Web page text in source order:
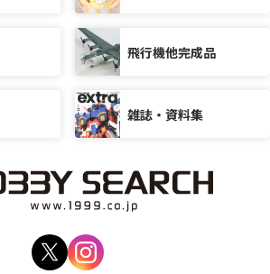
飛行機他完成品
雑誌・資料集